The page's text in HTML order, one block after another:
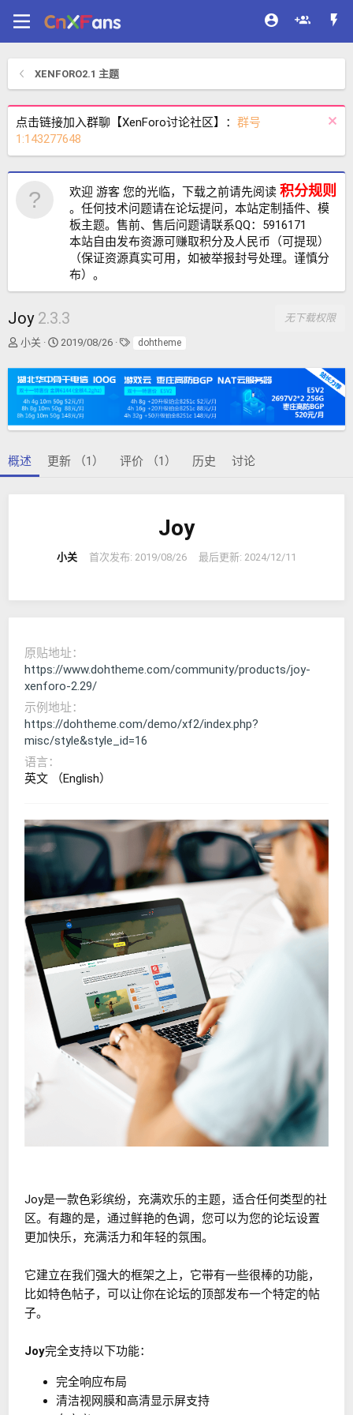
XENFORO2.1 主题
点击链接加入群聊【XenForo讨论社区】： 群号
1:143277648
欢迎 游客 您的光临，下载之前请先阅读 积分规则
。任何技术问题请在论坛提问，本站定制插件、模
板主题。售前、售后问题请联系QQ：5916171
本站自由发布资源可赚取积分及人民币（可提现）
（保证资源真实可用，如被举报封号处理。谨慎分
布）。
Joy 2.3.3
无下载权限
作
小关
创
日
期
2019/08/26
标dohtheme
概述 更新 （1） 评价 （1） 历史 讨论
Joy
小关 首次发布: 2019/08/26 最后更新: 2024/12/11
原贴地址
https://www.dohtheme.com/community/products/joy-
xenforo-2.29/
示例地址
https://dohtheme.com/demo/xf2/index.php?
misc/style&style_id=16
语言
英文 （English）
Joy是一款色彩缤纷，充满欢乐的主题，适合任何类型的社
区。有趣的是，通过鲜艳的色调，您可以为您的论坛设置
更加快乐，充满活力和年轻的氛围。
它建立在我们强大的框架之上，它带有一些很棒的功能，
比如特色帖子，可以让你在论坛的顶部发布一个特定的帖
子。
Joy完全支持以下功能：
完全响应布局
清洁视网膜和高清显示屏支持